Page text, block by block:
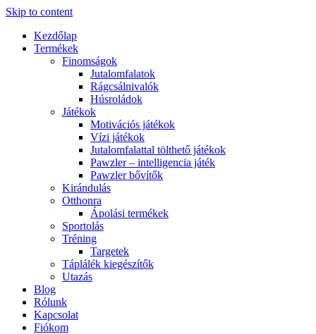
Skip to content
Kezdőlap
Termékek
Finomságok
Jutalomfalatok
Rágcsálnivalók
Húsroládok
Játékok
Motivációs játékok
Vízi játékok
Jutalomfalattal tölthető játékok
Pawzler – intelligencia játék
Pawzler bővítők
Kirándulás
Otthonra
Ápolási termékek
Sportolás
Tréning
Targetek
Táplálék kiegészítők
Utazás
Blog
Rólunk
Kapcsolat
Fiókom